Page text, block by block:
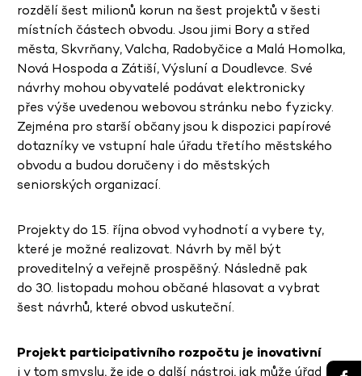
rozdělí šest milionů korun na šest projektů v šesti
místních částech obvodu. Jsou jimi Bory a střed
města, Skvrňany, Valcha, Radobyčice a Malá Homolka,
Nová Hospoda a Zátiší, Výsluní a Doudlevce. Své
návrhy mohou obyvatelé podávat elektronicky
přes výše uvedenou webovou stránku nebo fyzicky.
Zejména pro starší občany jsou k dispozici papírové
dotazníky ve vstupní hale úřadu třetího městského
obvodu a budou doručeny i do městských
seniorských organizací.
Projekty do 15. října obvod vyhodnotí a vybere ty,
které je možné realizovat. Návrh by měl být
proveditelný a veřejně prospěšný. Následně pak
do 30. listopadu mohou občané hlasovat a vybrat
šest návrhů, které obvod uskuteční.
Projekt participativního rozpočtu je inovativní
i v tom smyslu, že jde o další nástroj, jak může úřad